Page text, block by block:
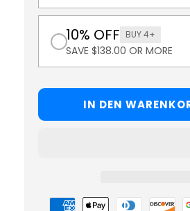
10% OFF BUY 4+
SAVE $138.00 OR MORE
IN DEN
Zahlungsmöglichkeiten